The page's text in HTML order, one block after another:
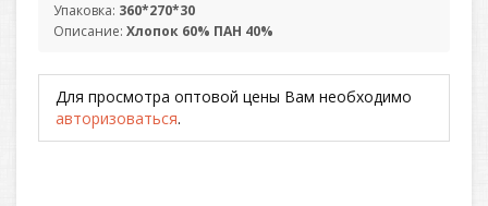
Упаковка: 360*270*30
Описание: Хлопок 60% ПАН 40%
Для просмотра оптовой цены Вам необходимо
авторизоваться.